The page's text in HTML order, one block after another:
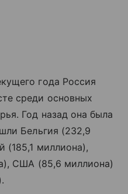
года Россия
среди основных
Год назад она была
Бельгия (232,9
(185,1 миллиона),
США (85,6 миллиона)